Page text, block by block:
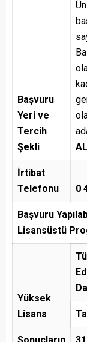
Başvuru
Yeri ve
Tercih
Şekli
İrtibat
Telefonu
0
Başvuru
Lisansüstü
Yüksek
Lisans
Sonuçların